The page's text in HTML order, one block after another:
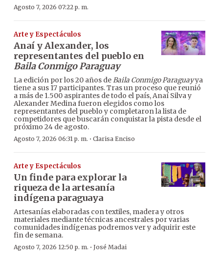
Agosto 7, 2026 07:22 p. m.
Arte y Espectáculos
Anaí y Alexander, los
representantes del pueblo en
Baila Conmigo Paraguay
La edición por los 20 años deBaila Conmigo Paraguayya
tiene a sus 17 participantes. Tras un proceso que reunió
a más de 1.500 aspirantes de todo el país, Anaí Silva y
Alexander Medina fueron elegidos como los
representantes del pueblo y completaron la lista de
competidores que buscarán conquistar la pista desde el
próximo 24 de agosto.
Agosto 7, 2026 06:31 p. m. · Clarisa Enciso
Arte y Espectáculos
Un finde para explorar la
riqueza de la artesanía
indígena paraguaya
Artesanías elaboradas con textiles, madera y otros
materiales mediante técnicas ancestrales por varias
comunidades indígenas podremos ver y adquirir este
fin de semana.
Agosto 7, 2026 12:50 p. m. · José Madai